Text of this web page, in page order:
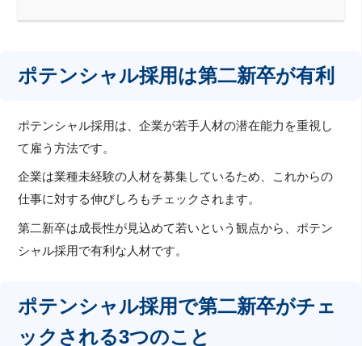
ポテンシャル採用は第二新卒が有利
ポテンシャル採用は、企業が若手人材の潜在能力を重視し
て雇う方法です。
企業は業種未経験の人材を募集しているため、これからの
仕事に対する伸びしろもチェックされます。
第二新卒は成長性が見込めて若いという観点から、ポテン
シャル採用で有利な人材です。
ポテンシャル採用で第二新卒がチェ
ックされる3つのこと